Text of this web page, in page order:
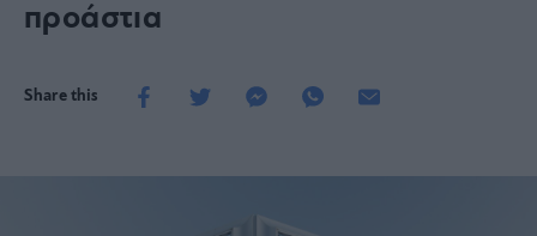
προάστια
Share this